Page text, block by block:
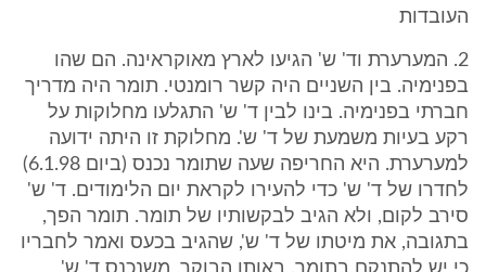
העובדות
2. המערערת וד' ש' הגיעו לארץ מאוקראינה. הם שהו
בפנימיה. בין השניים היה קשר רומנטי. תומר היה מדריך
חברתי בפנימיה. בינו לבין ד' ש' התגלעו מחלוקות על
רקע בעיות משמעת של ד' ש'. מחלוקת זו היתה ידועה
למערערת. היא החריפה שעה שתומר נכנס (ביום 6.1.98)
לחדרו של ד' ש' כדי להעירו לקראת יום הלימודים. ד' ש'
סירב לקום, ולא הגיב לבקשותיו של תומר. תומר הפך,
בתגובה, את מיטתו של ד' ש', שהגיב בכעס ואמר לחבריו